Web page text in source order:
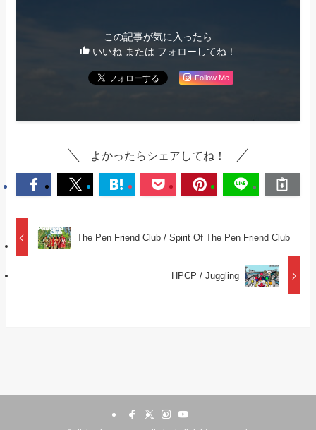
この記事が気に入ったら
いいね または フォローしてね！
Follow Me
よかったらシェアしてね！
The Pen Friend Club / Spirit Of The Pen Friend Club
HPCP / Juggling